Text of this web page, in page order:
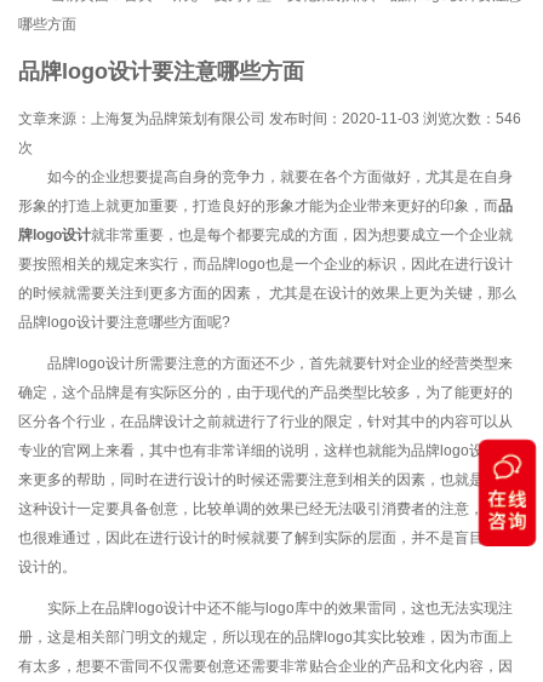
哪些方面
品牌logo设计要注意哪些方面
文章来源：上海复为品牌策划有限公司 发布时间：2020-11-03 浏览次数： 546
次
如今的企业想要提高自身的竞争力，就要在各个方面做好，尤其是在自身
形象的打造上就更加重要，打造良好的形象才能为企业带来更好的印象，而品
牌logo设计就非常重要，也是每个都要完成的方面，因为想要成立一个企业就
要按照相关的规定来实行，而品牌logo也是一个企业的标识，因此在进行设计
的时候就需要关注到更多方面的因素， 尤其是在设计的效果上更为关键，那么
品牌logo设计要注意哪些方面呢?
品牌logo设计所需要注意的方面还不少，首先就要针对企业的经营类型来
确定，这个品牌是有实际区分的，由于现代的产品类型比较多，为了能更好的
区分各个行业，在品牌设计之前就进行了行业的限定，针对其中的内容可以从
专业的官网上来看，其中也有非常详细的说明，这样也就能为品牌logo设计带
来更多的帮助，同时在进行设计的时候还需要注意到相关的因素，也就是针对
这种设计一定要具备创意，比较单调的效果已经无法吸引消费者的注意，而且
也很难通过，因此在进行设计的时候就要了解到实际的层面，并不是盲目进行
设计的。
实际上在品牌logo设计中还不能与logo库中的效果雷同，这也无法实现注
册，这是相关部门明文的规定，所以现在的品牌logo其实比较难，因为市面上
有太多，想要不雷同不仅需要创意还需要非常贴合企业的产品和文化内容，因